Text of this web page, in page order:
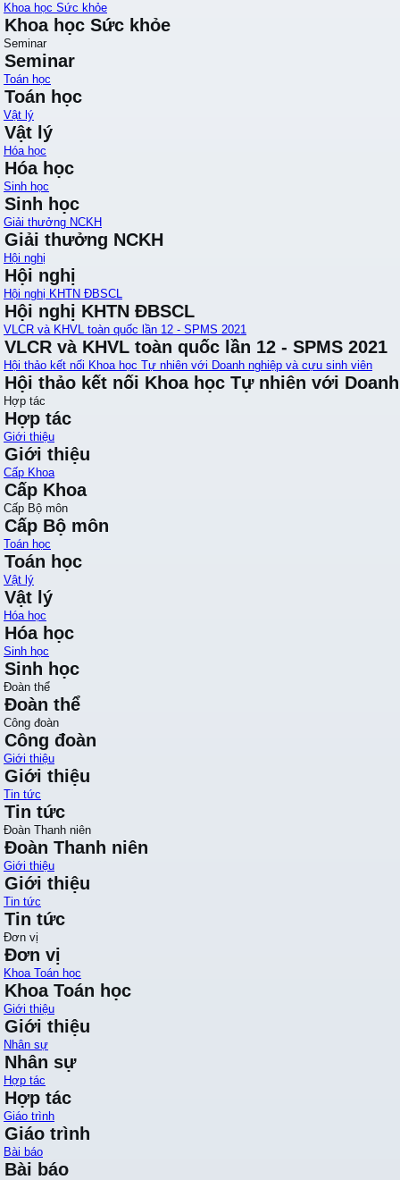
Khoa học Sức khỏe
Khoa học Sức khỏe
Seminar
Seminar
Toán học
Toán học
Vật lý
Vật lý
Hóa học
Hóa học
Sinh học
Sinh học
Giải thưởng NCKH
Giải thưởng NCKH
Hội nghị
Hội nghị
Hội nghị KHTN ĐBSCL
Hội nghị KHTN ĐBSCL
VLCR và KHVL toàn quốc lần 12 - SPMS 2021
VLCR và KHVL toàn quốc lần 12 - SPMS 2021
Hội thảo kết nối Khoa học Tự nhiên với Doanh nghiệp và cựu sinh viên
Hội thảo kết nối Khoa học Tự nhiên với
Hợp tác
Hợp tác
Giới thiệu
Giới thiệu
Cấp Khoa
Cấp Khoa
Cấp Bộ môn
Cấp Bộ môn
Toán học
Toán học
Vật lý
Vật lý
Hóa học
Hóa học
Sinh học
Sinh học
Đoàn thể
Đoàn thể
Công đoàn
Công đoàn
Giới thiệu
Giới thiệu
Tin tức
Tin tức
Đoàn Thanh niên
Đoàn Thanh niên
Giới thiệu
Giới thiệu
Tin tức
Tin tức
Đơn vị
Đơn vị
Khoa Toán học
Khoa Toán học
Giới thiệu
Giới thiệu
Nhân sự
Nhân sự
Hợp tác
Hợp tác
Giáo trình
Giáo trình
Bài báo
Bài báo